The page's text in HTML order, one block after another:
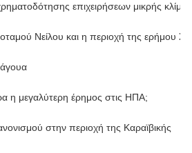
επιχειρήσεων μικρής
Νείλου και η περιοχή της ερήμου
η μεγαλύτερη έρημος στις ΗΠΑ;
στην περιοχή της Καραϊβικής